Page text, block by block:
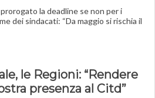
la deadline se non per i
dei sindacati: “Da maggio si rischia il
le Regioni: “Rendere
presenza al Citd”